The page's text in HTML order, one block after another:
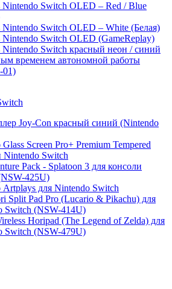
Nintendo Switch OLED – Red / Blue
Nintendo Switch OLED – White (Белая)
Nintendo Switch OLED (GameReplay)
Nintendo Switch красный неон / синий
временем автономной работы
01)
Joy-Con красный синий (Nintendo
Screen Pro+ Premium Tempered
Nintendo Switch
Pack - Splatoon 3 для консоли
425U)
Artplays для Nintendo Switch
Split Pad Pro (Lucario & Pikachu) для
Switch (NSW-414U)
Horipad (The Legend of Zelda) для
Switch (NSW-479U)